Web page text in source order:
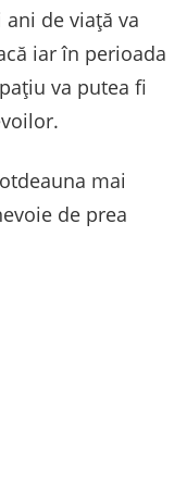
de viață va
iar în perioada
va putea fi
mai
de prea